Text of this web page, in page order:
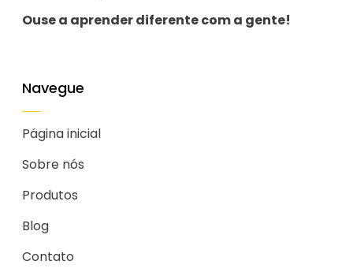
Ouse a aprender diferente com a gente!
Navegue
Página inicial
Sobre nós
Produtos
Blog
Contato